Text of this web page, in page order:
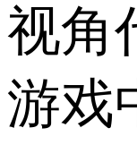
视角
游戏